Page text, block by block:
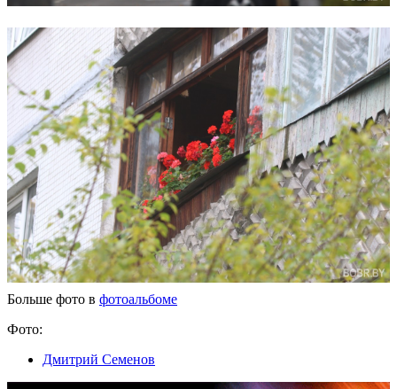
Больше фото в фотоальбоме
Фото:
Дмитрий Семенов